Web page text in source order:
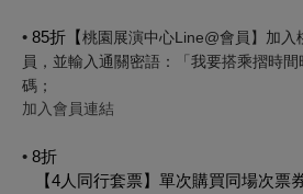
• 85折 【桃園展演中心Line@會員】加入
員，並輸入通關密語：
「我要搭乘摺時間
碼 ；
加入會員連結
• 8折
【4人同行套票】單次購買同場次票